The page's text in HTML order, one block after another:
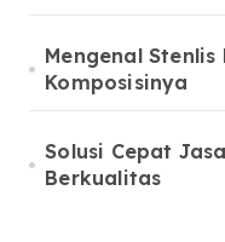
Mengenal
Komposisinya
Solusi Cepat
Berkualitas